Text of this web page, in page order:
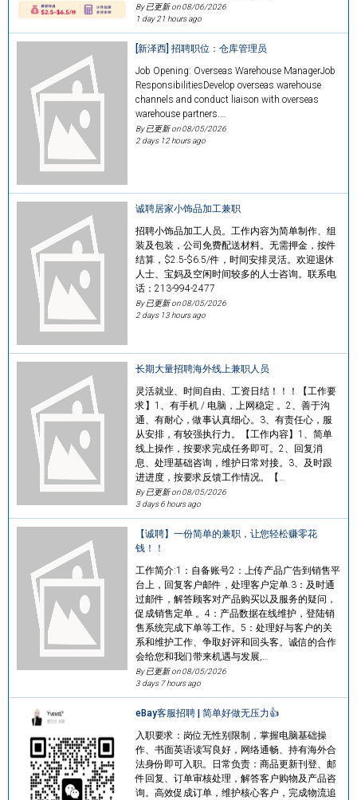
By 已更新 on08/06/2026
1 day 21 hours ago
[新泽西] 招聘职位：仓库管理员
Job Opening: Overseas Warehouse ManagerJob
ResponsibilitiesDevelop overseas warehouse
channels and conduct liaison with overseas
warehouse partners.…
By 已更新 on08/05/2026
2 days 12 hours ago
诚聘居家小饰品加工兼职
招聘小饰品加工人员。工作内容为简单制作、组
装及包装，公司免费配送材料。无需押金，按件
结算，$2.5-$6.5/件，时间安排灵活。欢迎退休
人士、宝妈及空闲时间较多的人士咨询。联系电
话：213-994-2477
By 已更新 on08/05/2026
2 days 13 hours ago
长期大量招聘海外线上兼职人员
灵活就业、时间自由、工资日结！！！【工作要
求】1、有手机 / 电脑，上网稳定 。2、善于沟
通、有耐心，做事认真细心。3、有责任心，服
从安排，有较强执行力。【工作内容】1、简单
线上操作，按要求完成任务即可。2、回复消
息、处理基础咨询，维护日常对接。3、及时跟
进进度，按要求反馈工作情况。【…
By 已更新 on08/05/2026
3 days 6 hours ago
【诚聘】一份简单的兼职，让您轻松赚零花
钱！！
工作简介:1：自备账号2：上传产品广告到销售平
台上，回复客户邮件，处理客户定单.3：及时通
过邮件，解答顾客对产品购买以及服务的疑问，
促成销售定单 。4：产品数据在线维护，登陆销
售系统完成下单等工作。5：处理好与客户的关
系和维护工作、争取好评和回头客。诚信的合作
会给您和我们带来机遇与发展,…
By 已更新 on08/05/2026
3 days 7 hours ago
eBay客服招聘 | 简单好做无压力👍
入职要求：岗位无性别限制，掌握电脑基础操
作、书面英语读写良好，网络通畅、持有海外合
法身份即可入职。日常负责：商品更新刊登、邮
件回复、订单审核处理，解答客户购物及产品咨
询。高效促成订单，维护核心客户，完成物流追